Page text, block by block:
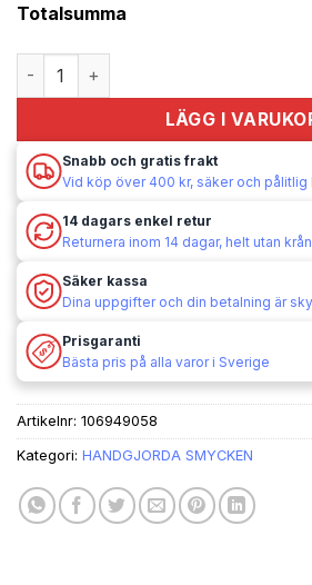
Totalsumma
Handmade pendant with nordic
LÄGG I
Snabb och gratis frakt
Vid köp över 400 kr, säker och pålitlig
14 dagars enkel retur
Returnera inom 14 dagar, helt utan
Säker kassa
Dina uppgifter och din betalning är
Prisgaranti
Bästa pris på alla varor i Sverige
Artikelnr: 106949058
Kategori: HANDGJORDA SMYCKEN